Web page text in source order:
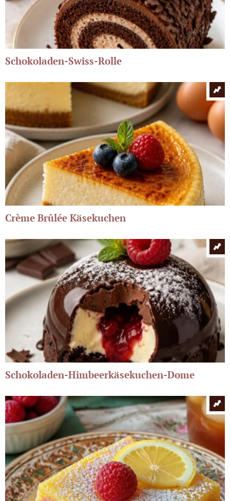
Schokoladen-Swiss-Rolle
Crème Brûlée Käsekuchen
Schokoladen-Himbeerkäsekuchen-Dome